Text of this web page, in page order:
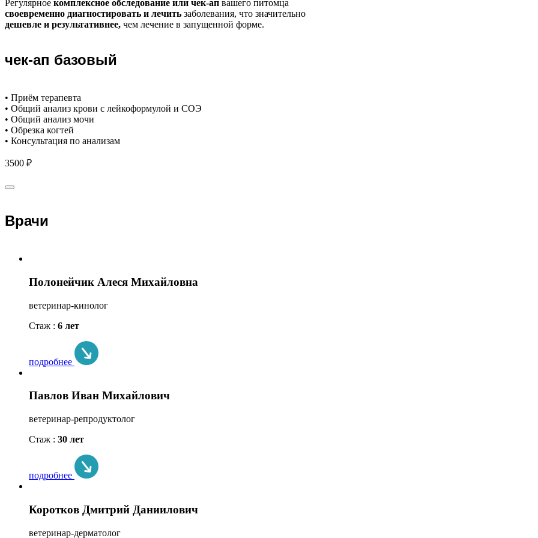
Регулярное комплексное обследование или чек-ап вашего питомца
своевременно диагностировать и лечить заболевания, что значительно
дешевле и результативнее, чем лечение в запущенной форме.
чек-ап базовый
• Приём терапевта
• Общий анализ крови с лейкоформулой и СОЭ
• Общий анализ мочи
• Обрезка когтей
• Консультация по анализам
3500 ₽
Врачи
Полонейчик Алеся Михайловна
ветеринар-кинолог
Стаж : 6 лет
подробнее
Павлов Иван Михайлович
ветеринар-репродуктолог
Стаж : 30 лет
подробнее
Коротков Дмитрий Даниилович
ветеринар-дерматолог